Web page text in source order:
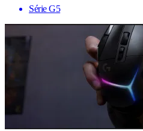
Série G5